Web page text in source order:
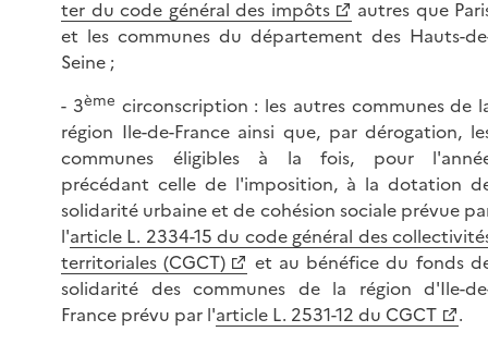
ter du code général des impôts
autres que
et les communes du département des Hauts-
Seine ;
- 3ème circonscription : les autres communes de
région Ile-de-France ainsi que, par dérogation,
communes éligibles à la fois, pour
précédant celle de l'imposition, à la dotation
solidarité urbaine et de cohésion sociale prévue
l'article L. 2334-15 du code général des
territoriales (CGCT)
et au bénéfice du fonds
solidarité des communes de la région d'Ile-
France prévu par l'article L. 2531-12 du CGCT
.